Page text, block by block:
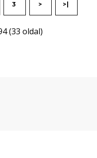
3 > >|
(33 oldal)